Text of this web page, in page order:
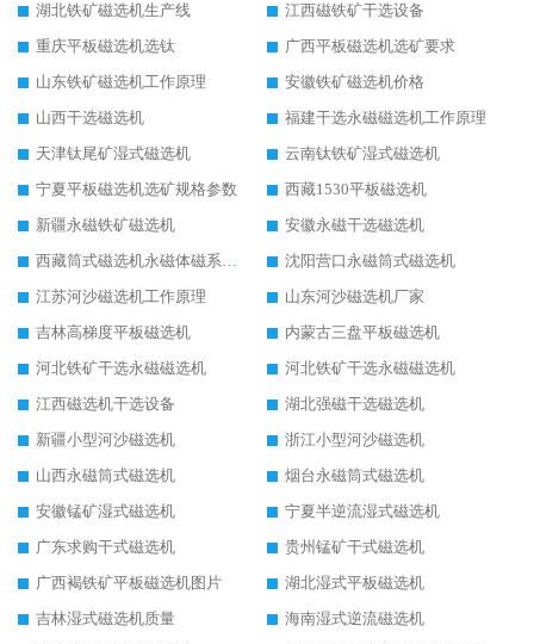
湖北铁矿磁选机生产线
江西磁铁矿干选设备
重庆平板磁选机选钛
广西平板磁选机选矿要求
山东铁矿磁选机工作原理
安徽铁矿磁选机价格
山西干选磁选机
福建干选永磁磁选机工作原理
天津钛尾矿湿式磁选机
云南钛铁矿湿式磁选机
宁夏平板磁选机选矿规格参数
西藏1530平板磁选机
新疆永磁铁矿磁选机
安徽永磁干选磁选机
西藏筒式磁选机永磁体磁系设计
沈阳营口永磁筒式磁选机
江苏河沙磁选机工作原理
山东河沙磁选机厂家
吉林高梯度平板磁选机
内蒙古三盘平板磁选机
河北铁矿干选永磁磁选机
河北铁矿干选永磁磁选机
江西磁选机干选设备
湖北强磁干选磁选机
新疆小型河沙磁选机
浙江小型河沙磁选机
山西永磁筒式磁选机
烟台永磁筒式磁选机
安徽锰矿湿式磁选机
宁夏半逆流湿式磁选机
广东求购干式磁选机
贵州锰矿干式磁选机
广西褐铁矿平板磁选机图片
湖北湿式平板磁选机
吉林湿式磁选机质量
海南湿式逆流磁选机